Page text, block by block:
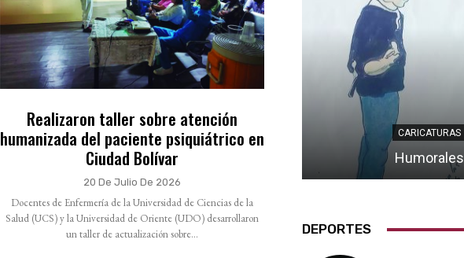
Realizaron taller sobre atención
humanizada del paciente psiquiátrico en
Ciudad Bolívar
20 De Julio De 2026
Docentes de Enfermería de la Universidad de Ciencias de la
Salud (UCS) y la Universidad de Oriente (UDO) desarrollaron
un taller de actualización sobre...
CARICATURAS
Humorales
DEPORTES